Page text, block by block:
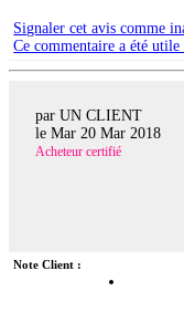
Signaler cet avis comme
Ce commentaire a été
par UN CLIENT
le Mar 20 Mar 2018
Acheteur certifié
Note Client :